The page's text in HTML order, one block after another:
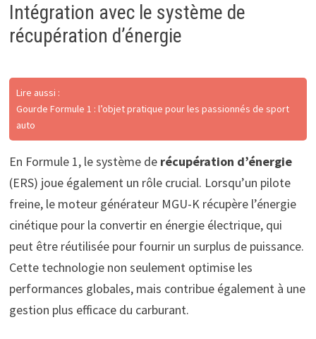
Intégration avec le système de
récupération d’énergie
Lire aussi :
Gourde Formule 1 : l’objet pratique pour les passionnés de sport
auto
En Formule 1, le système de récupération d’énergie
(ERS) joue également un rôle crucial. Lorsqu’un pilote
freine, le moteur générateur MGU-K récupère l’énergie
cinétique pour la convertir en énergie électrique, qui
peut être réutilisée pour fournir un surplus de puissance.
Cette technologie non seulement optimise les
performances globales, mais contribue également à une
gestion plus efficace du carburant.